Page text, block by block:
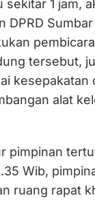
sekitar 1 jam,
DPRD
tersebut,
kesepakatan
alat
pimpinan
Wib,
ruang rapat